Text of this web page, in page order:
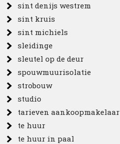
sint denijs westrem
sint kruis
sint michiels
sleidinge
sleutel op de deur
spouwmuurisolatie
strobouw
studio
tarieven aankoopmakelaar
te huur
te huur in paal